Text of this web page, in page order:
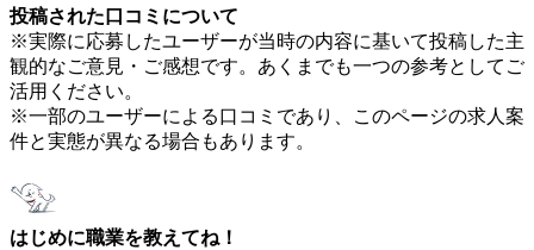
投稿された口コミについて
※実際に応募したユーザーが当時の内容に基いて投稿した主
観的なご意見・ご感想です。あくまでも一つの参考としてご
活用ください。
※一部のユーザーによる口コミであり、このページの求人案
件と実態が異なる場合もあります。
はじめに職業を教えてね！